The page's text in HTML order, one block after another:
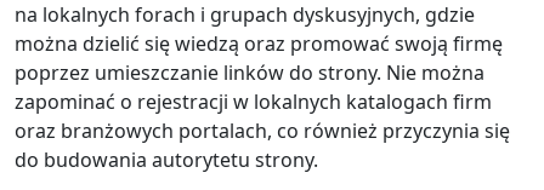
na lokalnych forach i grupach dyskusyjnych, gdzie
można dzielić się wiedzą oraz promować swoją firmę
poprzez umieszczanie linków do strony. Nie można
zapominać o rejestracji w lokalnych katalogach firm
oraz branżowych portalach, co również przyczynia się
do budowania autorytetu strony.